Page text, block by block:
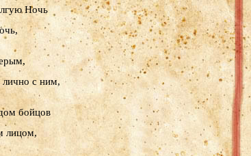
Ночь
лично с ним,
бойцов
лицом,